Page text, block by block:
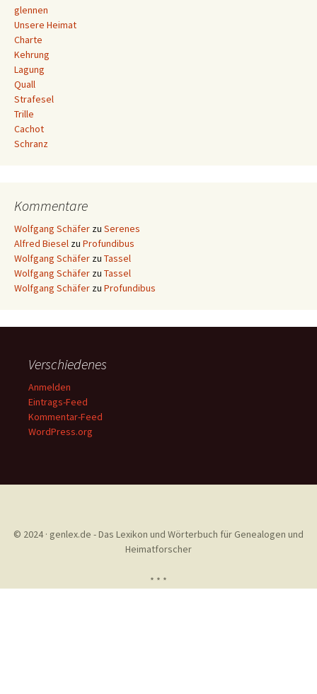
glennen
Unsere Heimat
Charte
Kehrung
Lagung
Quall
Strafesel
Trille
Cachot
Schranz
Kommentare
Wolfgang Schäfer zu Serenes
Alfred Biesel zu Profundibus
Wolfgang Schäfer zu Tassel
Wolfgang Schäfer zu Tassel
Wolfgang Schäfer zu Profundibus
Verschiedenes
Anmelden
Eintrags-Feed
Kommentar-Feed
WordPress.org
© 2024 · genlex.de - Das Lexikon und Wörterbuch für Genealogen und
Heimatforscher
* * *